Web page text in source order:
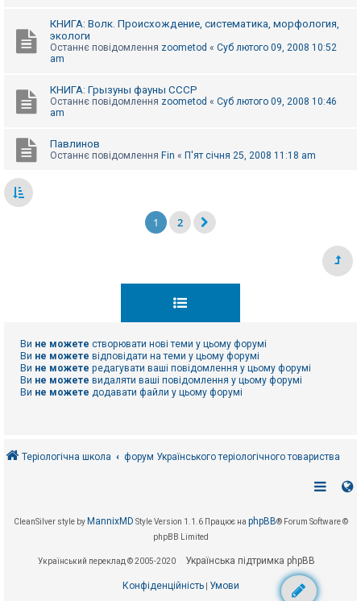
КНИГА: Волк. Происхождение, систематика, морфология,
экологи
Останнє повідомлення zoometod « Суб лютого 09, 2008 10:52
am
КНИГА: Грызуны фауны СССР
Останнє повідомлення zoometod « Суб лютого 09, 2008 10:46
am
Павлинов
Останнє повідомлення Fin « П'ят січня 25, 2008 11:18 am
1 2
Ви не можете створювати нові теми у цьому форумі
Ви не можете відповідати на теми у цьому форумі
Ви не можете редагувати ваші повідомлення у цьому форумі
Ви не можете видаляти ваші повідомлення у цьому форумі
Ви не можете додавати файли у цьому форумі
Теріологічна школа форум Українського теріологічного товариства
CleanSilver style by MannixMD Style Version 1.1.6 Працює на phpBB® Forum Software ©
phpBB Limited
Український переклад © 2005-2020 Українська підтримка phpBB
Конфіденційність| Умови